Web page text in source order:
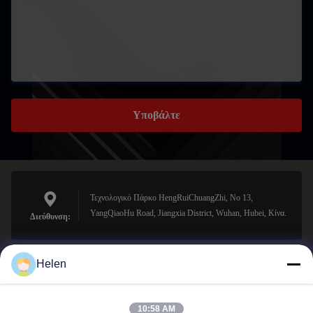
Υποβάλτε
Διεύθυνση:
Τεχνολογικό Πάρκο HengRuiChuangZhi, No 13,
YangQiaoHu Road, Jiangxia District, Wuhan, Hubei, Κίνα.
sales@perfectlaser.net
Helen
10:58 AM